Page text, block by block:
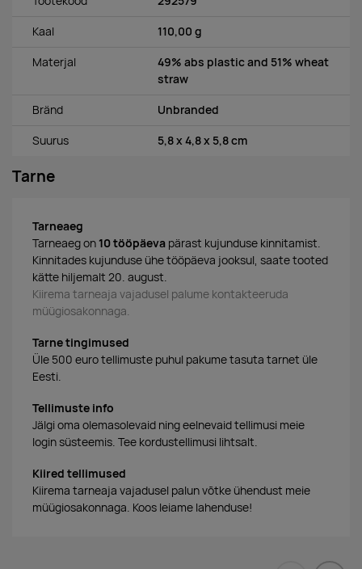
Kaal 110,00 g
Materjal
49% abs plastic and 51% wheat
straw
Bränd Unbranded
Suurus 5,8 x 4,8 x 5,8 cm
Tarne
Tarneaeg
Tarneaeg on 10 tööpäeva pärast kujunduse kinnitamist.
Kinnitades kujunduse ühe tööpäeva jooksul, saate tooted
kätte hiljemalt 20. august.
Kiirema tarneaja vajadusel palume kontakteeruda
müügiosakonnaga.
Tarne tingimused
Üle 500 euro tellimuste puhul pakume tasuta tarnet üle
Eesti.
Tellimuste info
Jälgi oma olemasolevaid ning eelnevaid tellimusi meie
login süsteemis. Tee kordustellimusi lihtsalt.
Kiired tellimused
Kiirema tarneaja vajadusel palun võtke ühendust meie
müügiosakonnaga. Koos leiame lahenduse!